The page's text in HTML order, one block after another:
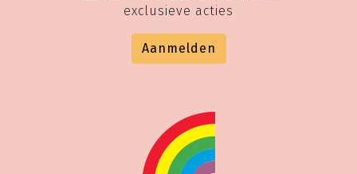
exclusieve acties
Aanmelden